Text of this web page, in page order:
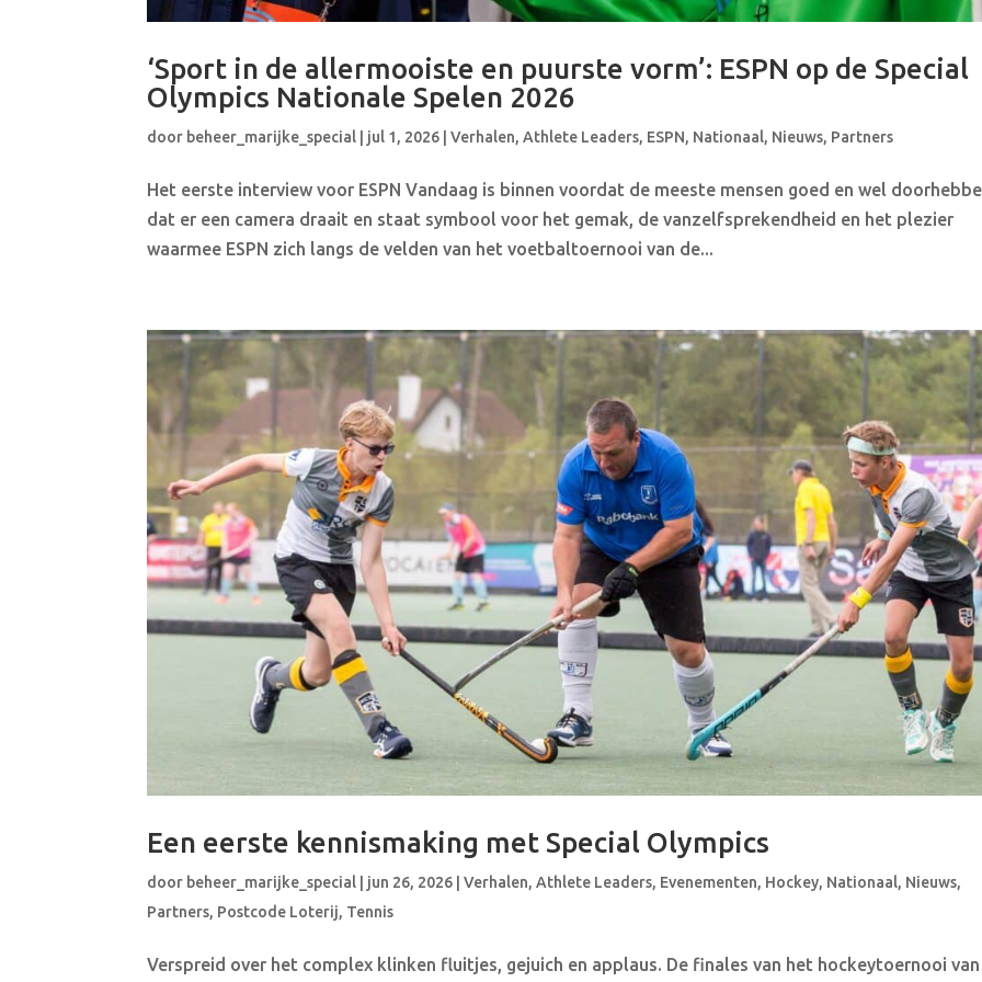
‘Sport in de allermooiste en puurste vorm’: ESPN op de Special
Olympics Nationale Spelen 2026
door beheer_marijke_special jul 1, 2026 |Verhalen,Athlete Leaders, ESPN, Nationaal, Nieuws, Partners
Het eerste interview voor ESPN Vandaag is binnen voordat de meeste mensen goed en wel
dat er een camera draait en staat symbool voor het gemak, de vanzelfsprekendheid en het plezier
waarmee ESPN zich langs de velden van het voetbaltoernooi van de...
Een eerste kennismaking met Special Olympics
door beheer_marijke_special jun 26, 2026 |Verhalen,Athlete Leaders, Evenementen, Hockey, Nationaal, Nieuws,
Partners, Postcode Loterij, Tennis
Verspreid over het complex klinken fluitjes, gejuich en applaus. De finales van het hockeytoernooi